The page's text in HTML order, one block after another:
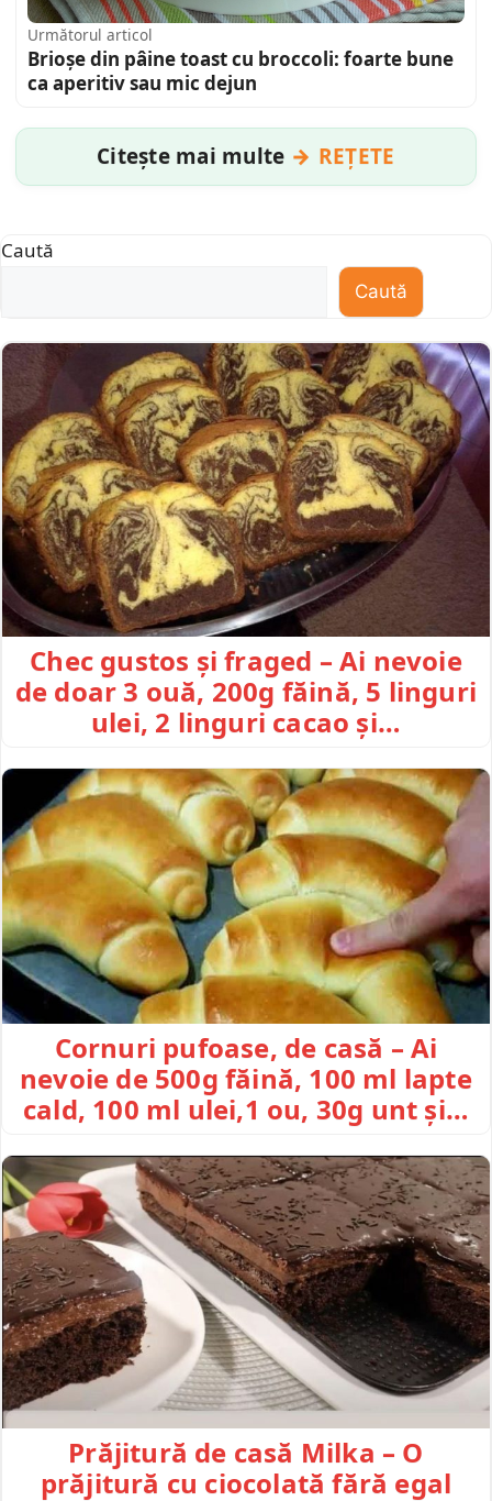
Următorul articol
Brioșe din pâine toast cu broccoli: foarte bune
ca aperitiv sau mic dejun
Citește mai multe REȚETE
Caută
Caută
Chec gustos și fraged – Ai nevoie
de doar 3 ouă, 200g făină, 5 linguri
ulei, 2 linguri cacao și…
Cornuri pufoase, de casă – Ai
nevoie de 500g făină, 100 ml lapte
cald, 100 ml ulei,1 ou, 30g unt și…
Prăjitură de casă Milka – O
prăjitură cu ciocolată fără egal